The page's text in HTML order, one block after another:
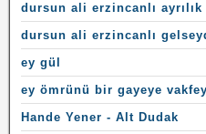
dursun ali erzincanlı ayrılık
dursun ali erzincanlı
ey gül
ey ömrünü bir gayeye
Hande Yener - Alt Dudak